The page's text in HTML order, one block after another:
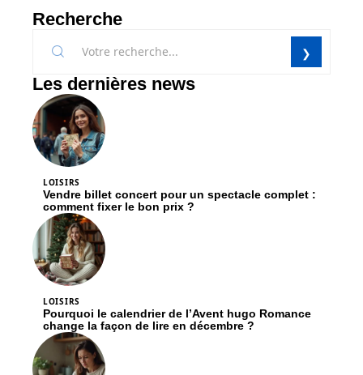
Recherche
Les dernières news
LOISIRS
Vendre billet concert pour un spectacle complet :
comment fixer le bon prix ?
LOISIRS
Pourquoi le calendrier de l’Avent hugo Romance
change la façon de lire en décembre ?